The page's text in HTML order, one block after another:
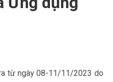
từ ngày 08-11/11/2023 do